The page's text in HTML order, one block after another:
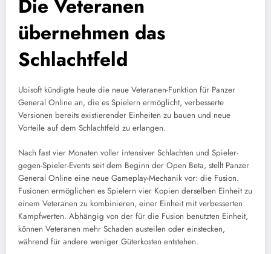
Die Veteranen
übernehmen das
Schlachtfeld
Ubisoft kündigte heute die neue Veteranen-Funktion für Panzer
General Online an, die es Spielern ermöglicht, verbesserte
Versionen bereits existierender Einheiten zu bauen und neue
Vorteile auf dem Schlachtfeld zu erlangen.
Nach fast vier Monaten voller intensiver Schlachten und Spieler-
gegen-Spieler-Events seit dem Beginn der Open Beta, stellt Panzer
General Online eine neue Gameplay-Mechanik vor: die Fusion.
Fusionen ermöglichen es Spielern vier Kopien derselben Einheit zu
einem Veteranen zu kombinieren, einer Einheit mit verbesserten
Kampfwerten. Abhängig von der für die Fusion benutzten Einheit,
können Veteranen mehr Schaden austeilen oder einstecken,
während für andere weniger Güterkosten entstehen.